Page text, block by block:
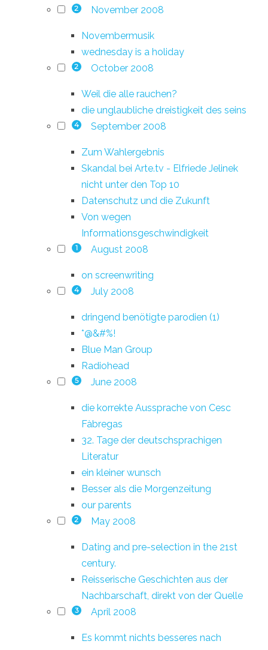
2 November 2008
Novembermusik
wednesday is a holiday
2 October 2008
Weil die alle rauchen?
die unglaubliche dreistigkeit des seins
4 September 2008
Zum Wahlergebnis
Skandal bei Arte.tv - Elfriede Jelinek
nicht unter den Top 10
Datenschutz und die Zukunft
Von wegen
Informationsgeschwindigkeit
1 August 2008
on screenwriting
4 July 2008
dringend benötigte parodien (1)
*@&#%!
Blue Man Group
Radiohead
5 June 2008
die korrekte Aussprache von Cesc
Fàbregas
32. Tage der deutschsprachigen
Literatur
ein kleiner wunsch
Besser als die Morgenzeitung
our parents
2 May 2008
Dating and pre-selection in the 21st
century.
Reisserische Geschichten aus der
Nachbarschaft, direkt von der Quelle
3 April 2008
Es kommt nichts besseres nach